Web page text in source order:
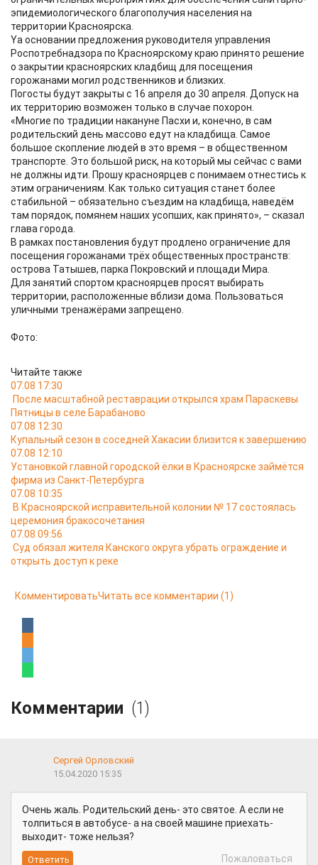
эпидемиологического благополучия населения на
территории Красноярска.
Yа основании предложения руководителя управления
Роспотребнадзора по Красноярскому краю принято решение
о закрытии красноярских кладбищ для посещения
горожанами могил родственников и близких.
Погосты будут закрыты с 16 апреля до 30 апреля. Допуск на
их территорию возможен только в случае похорон.
«Многие по традиции накануне Пасхи и, конечно, в сам
родительский день массово едут на кладбища. Самое
большое скопление людей в это время – в общественном
транспорте. Это большой риск, на который мы сейчас с вами
не должны идти. Прошу красноярцев с понимаем отнестись к
этим ограничениям. Как только ситуация станет более
стабильной – обязательно съездим на кладбища, наведём
там порядок, помянем наших усопших, как принято», – сказал
глава города.
В рамках постановления будут продлено ограничение для
посещения горожанами трёх общественных пространств:
острова Татышев, парка Покровский и площади Мира.
Для занятий спортом красноярцев просят выбирать
территории, расположенные вблизи дома. Пользоваться
уличными тренажёрами запрещено.
Фото:
Читайте также
07.08 17:30
После масштабной реставрации открылся храм Параскевы
Пятницы в селе Барабаново
07.08 12:30
Купальный сезон в соседней Хакасии близится к завершению
07.08 12:10
Установкой главной городской ёлки в Красноярске займётся
фирма из Санкт-Петербурга
07.08 10:35
В Красноярской исправительной колонии № 17 состоялась
церемония бракосочетания
07.08 09:56
Суд обязал жителя Канского округа убрать ограждение и
открыть доступ к реке
КомментироватьЧитать все комментарии (1)
Комментарии (1)
Сергей Орловский
15.04.2020 15:35
Очень жаль. Родительский день- это святое. А если не
толпиться в автобусе- а на своей машине приехать-
выходит- тоже нельзя?
Пожаловаться